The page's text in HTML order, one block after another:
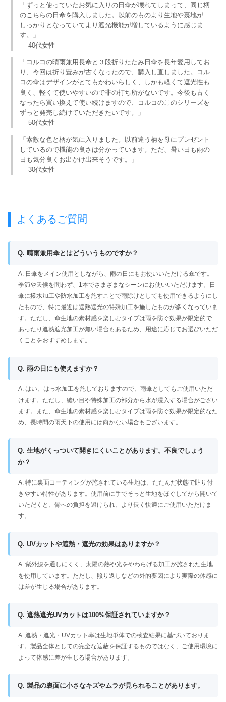
「ずっと使っていたお気に入りの日傘が壊れてしまって、同じ柄
のこちらの日傘を購入しました。以前のものより生地や裏地が
しっかりとなっていてより遮光機能が増しているように感じま
す。」
— 40代女性
「コルコの晴雨兼用長傘と３段折りたたみ日傘を長年愛用してお
り、今回は折り畳みが古くなったので、購入し直しました。コル
コの傘はデザインがとてもかわいらしく、しかも軽くて遮光性も
良く、軽くて使いやすいので非の打ち所がないです。今後も古く
なったら買い換えて使い続けますので、コルコのこのシリーズを
ずっと発売し続けていただきたいです。」
— 50代女性
「素敵な色と柄が気に入りました。以前違う柄を母にプレゼント
しているので機能の良さは分かっています。ただ、暑い日も雨の
日も気分良くお出かけ出来そうです。」
— 30代女性
よくあるご質問
Q. 晴雨兼用傘とはどういうものですか？
A. 日傘をメイン使用としながら、雨の日にもお使いいただける傘です。
季節や天候を問わず、1本でさまざまなシーンにお使いいただけます。日
傘に撥水加工や防水加工を施すことで雨除けとしても使用できるようにし
たもので、特に最近は遮熱遮光の特殊加工を施したものが多くなっていま
す。ただし、傘生地の素材感を楽しむタイプは雨を防ぐ効果が限定的で
あったり遮熱遮光加工が無い場合もあるため、用途に応じてお選びいただ
くことをおすすめします。
Q. 雨の日にも使えますか？
A. はい、はっ水加工を施しておりますので、雨傘としてもご使用いただ
けます。ただし、縫い目や特殊加工の部分から水が浸入する場合がござい
ます。また、傘生地の素材感を楽しむタイプは雨を防ぐ効果が限定的なた
め、長時間の雨天下の使用には向かない場合もございます。
Q. 生地がくっついて開きにくいことがあります。不良でしょう
か？
A. 特に裏面コーティングが施されている生地は、たたんだ状態で貼り付
きやすい特性があります。使用前に手でそっと生地をほぐしてから開いて
いただくと、骨への負担を避けられ、より長く快適にご使用いただけま
す。
Q. UVカットや遮熱・遮光の効果はありますか？
A. 紫外線を通しにくく、太陽の熱や光をやわらげる加工が施された生地
を使用しています。ただし、照り返しなどの外的要因により実際の体感に
は差が生じる場合があります。
Q. 遮熱遮光UVカットは100%保証されていますか？
A. 遮熱・遮光・UVカット率は生地単体での検査結果に基づいておりま
す。製品全体としての完全な遮蔽を保証するものではなく、ご使用環境に
よって体感に差が生じる場合があります。
Q. 製品の裏面に小さなキズやムラが見られることがあります。